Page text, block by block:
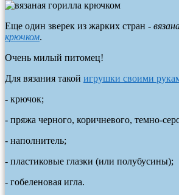
Еще один зверек из жарких стран -
крючком.
Очень милый питомец!
Для вязания такой игрушки своими
- крючок;
- пряжа черного, коричневого, темно-
- наполнитель;
- пластиковые глазки (или полубусины);
- гобеленовая игла.